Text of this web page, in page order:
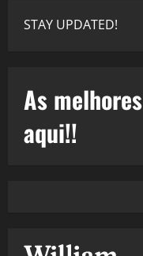
STAY UPDATED!
As
aqui!!